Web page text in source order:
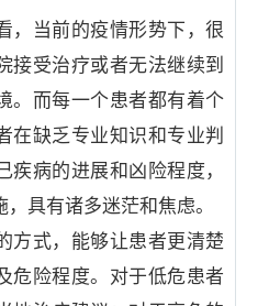
，当前的疫情形势下，很
接受治疗或者无法继续到
。而每一个患者都有着个
在缺乏专业知识和专业判
病的进展和凶险程度，
具有诸多迷茫和焦虑。
方式，能够让患者更清楚
危险程度。对于低危患者